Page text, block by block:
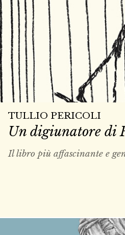
TULLIO PERICOLI
Un digiunatore di
Il libro più affascinante e